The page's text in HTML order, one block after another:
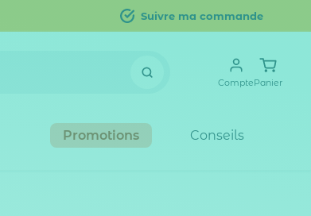
Suivre ma commande
ComptePanier
Promotions Conseils